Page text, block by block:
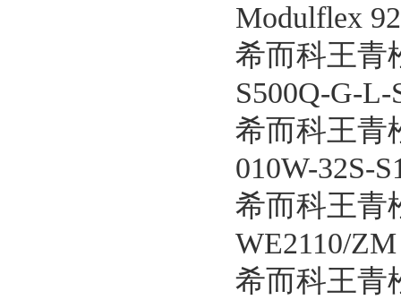
Modulflex
希而科王
S500Q-G-
希而科王
010W-32S-
希而科王
WE2110/ZM
希而科王